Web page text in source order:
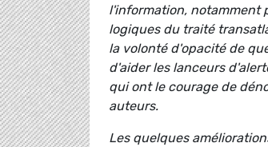
l'information, notamment
logiques du traité
la volonté d'opacité de
d'aider les lanceurs
qui ont le courage de
auteurs.
Les quelques